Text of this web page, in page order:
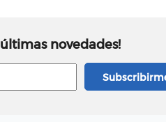
novedades!